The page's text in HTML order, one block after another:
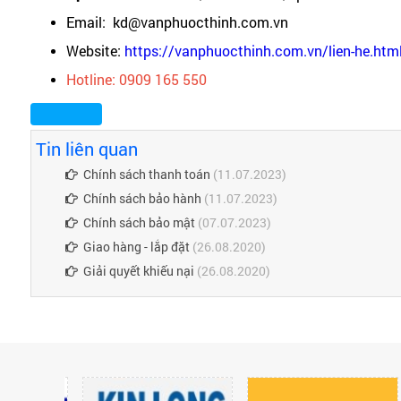
Email: kd@vanphuocthinh.com.vn
Website: https://vanphuocthinh.com.vn/lien-
Hotline: 0909 165 550
Tin liên quan
Chính sách thanh toán (11.07.2023)
Chính sách bảo hành (11.07.2023)
Chính sách bảo mật (07.07.2023)
Giao hàng - lắp đặt(26.08.2020)
Giải quyết khiếu nại (26.08.2020)